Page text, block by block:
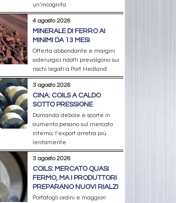
un’incognita
4 agosto 2026
MINERALE DI FERRO AI
MINIMI DA 13 MESI
Offerta abbondante e margini
siderurgici ridotti prevalgono sui
rischi legati a Port Hedland
3 agosto 2026
CINA: COILS A CALDO
SOTTO PRESSIONE
Domanda debole e scorte in
aumento pesano sul mercato
interno; l’export arretra più
lentamente
3 agosto 2026
COILS: MERCATO QUASI
FERMO, MA I PRODUTTORI
PREPARANO NUOVI RIALZI
Portafogli ordini e maggiori